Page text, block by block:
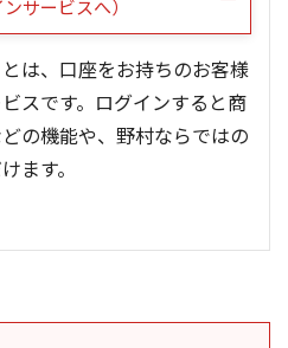
ンサービスへ）
は、口座をお持ちのお客様
スです。ログインすると商
の機能や、野村ならではの
ます。